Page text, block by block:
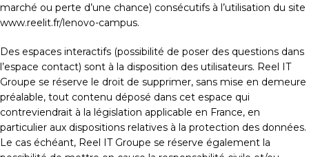
marché ou perte d’une chance) consécutifs à l’utilisation du site
www.reelit.fr/lenovo-campus.
Des espaces interactifs (possibilité de poser des questions dans
l’espace contact) sont à la disposition des utilisateurs. Reel IT
Groupe se réserve le droit de supprimer, sans mise en demeure
préalable, tout contenu déposé dans cet espace qui
contreviendrait à la législation applicable en France, en
particulier aux dispositions relatives à la protection des données.
Le cas échéant, Reel IT Groupe se réserve également la